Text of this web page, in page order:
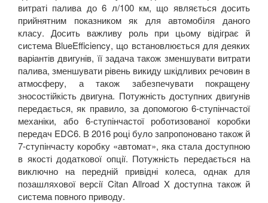
витраті палива до 6 л/100 км, що являється досить
прийнятним показником як для автомобіля даного
класу. Досить важливу роль при цьому відіграє й
система BlueEfficiency, що встановлюється для деяких
варіантів двигунів, її задача також зменшувати витрати
палива, зменшувати рівень викиду шкідливих речовин в
атмосферу, а також забезпечувати покращену
зносостійкість двигуна. Потужність доступних двигунів
передається, як правило, за допомогою 6-ступінчастої
механіки, або 6-ступінчастої роботизованої коробки
передач EDC6. В 2016 році було запропоновано також й
7-ступінчасту коробку «автомат», яка стала доступною
в якості додаткової опції. Потужність передається на
виключно на передній привідні колеса, однак для
позашляхової версії Citan Allroad X доступна також й
система повного приводу.